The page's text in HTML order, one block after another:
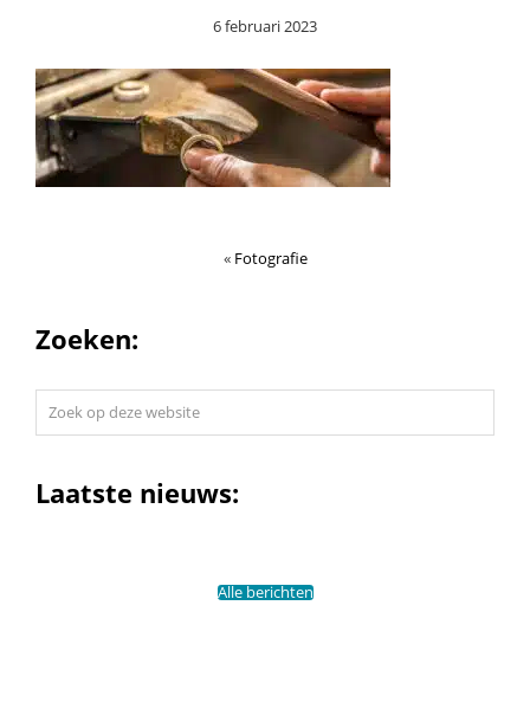
6 februari 2023
« Fotografie
Zoeken:
website
Laatste nieuws:
Alle berichten